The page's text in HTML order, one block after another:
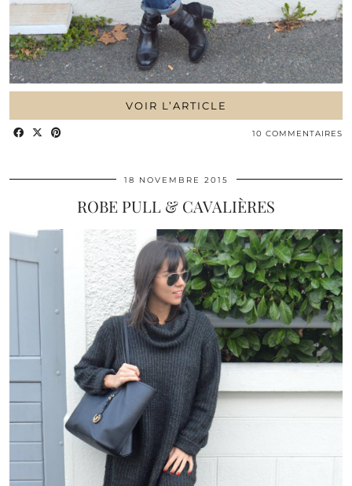
VOIR L’ARTICLE
10 COMMENTAIRES
18 NOVEMBRE 2015
ROBE PULL & CAVALIÈRES